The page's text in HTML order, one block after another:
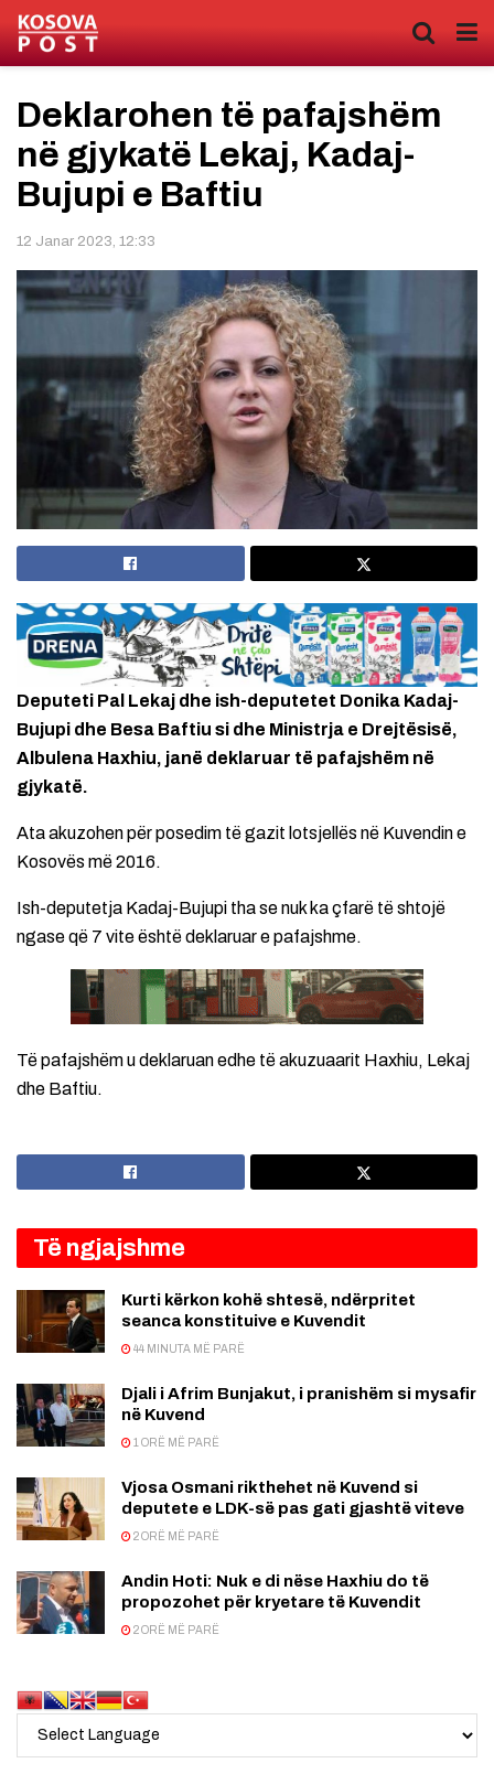
Deklarohen të pafajshëm
në gjykatë Lekaj, Kadaj-
Bujupi e Baftiu
12 Janar 2023, 12:33
Deputeti Pal Lekaj dhe ish-deputetet Donika Kadaj-
Bujupi dhe Besa Baftiu si dhe Ministrja e Drejtësisë,
Albulena Haxhiu, janë deklaruar të pafajshëm në
gjykatë.
Ata akuzohen për posedim të gazit lotsjellës në Kuvendin e
Kosovës më 2016.
Ish-deputetja Kadaj-Bujupi tha se nuk ka çfarë të shtojë
ngase që 7 vite është deklaruar e pafajshme.
Të pafajshëm u deklaruan edhe të akuzuaarit Haxhiu, Lekaj
dhe Baftiu.
Të ngjajshme
Kurti kërkon kohë shtesë, ndërpritet
seanca konstituive e Kuvendit
44 MINUTA MË PARË
Djali i Afrim Bunjakut, i pranishëm si mysafir
në Kuvend
1 ORË MË PARË
Vjosa Osmani rikthehet në Kuvend si
deputete e LDK-së pas gati gjashtë viteve
2 ORË MË PARË
Andin Hoti: Nuk e di nëse Haxhiu do të
propozohet për kryetare të Kuvendit
2 ORË MË PARË